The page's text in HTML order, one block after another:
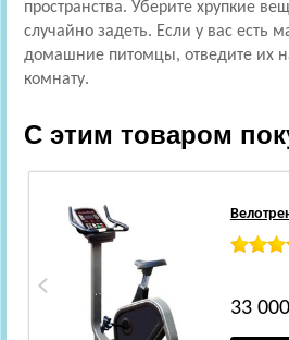
пространства. Уберите хрупкие
случайно задеть. Если у вас есть
домашние питомцы, отведите их
комнату.
С этим товаром
33 000